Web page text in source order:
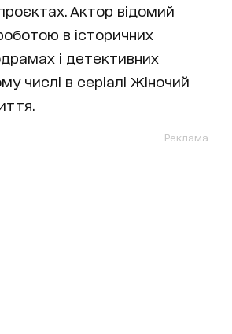
Актор відомий
в історичних
і детективних
числі в серіалі Жіночий
Реклама